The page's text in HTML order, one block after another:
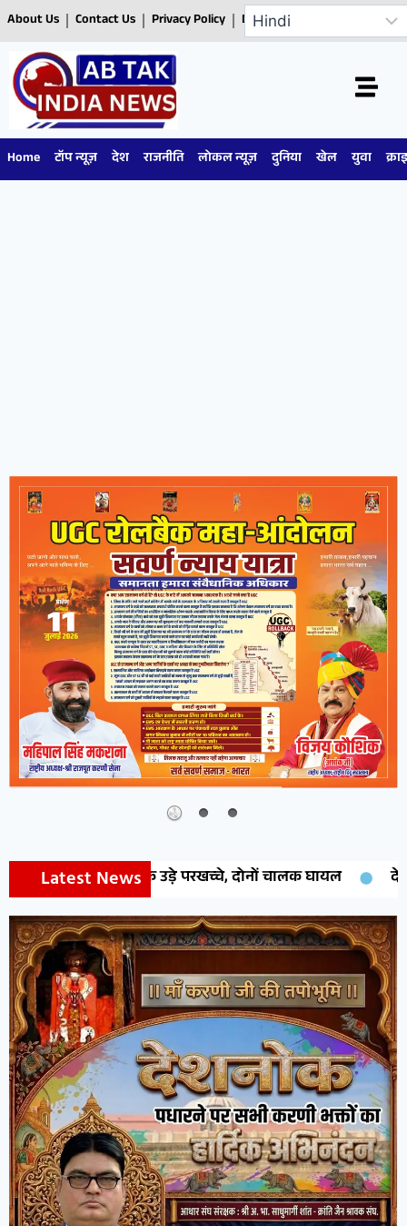
About Us Contact Us Privacy Policy Disclaimer
Home टॉप न्यूज़ देश राजनीति लोकल न्यूज़ दुनिया खेल युवा
Latest News
के उड़े परखच्चे, दोनों चालक घायल देवेन्द्र वेस्ट जोन